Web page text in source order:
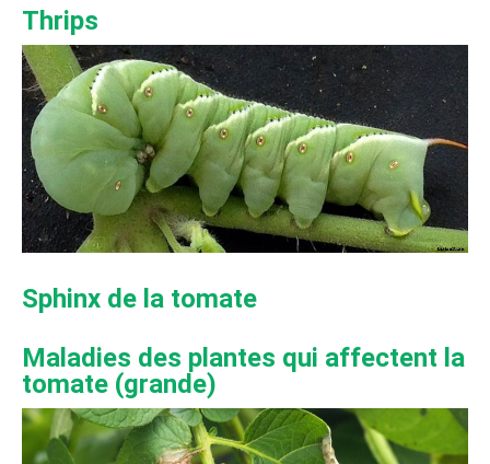
Thrips
Sphinx de la tomate
Maladies des plantes qui affectent la
tomate (grande)